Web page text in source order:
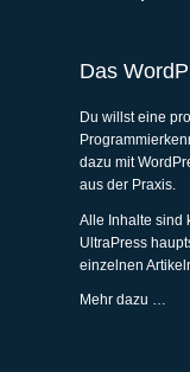
Das
Du willst eine
dazu mit
aus der Praxis.
Alle Inhalte sind
UltraPress
einzelnen
Mehr dazu …